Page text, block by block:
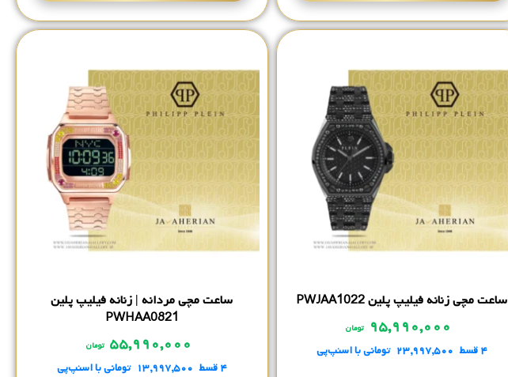
ساعت مچی زنانه فیلیپ پلین PWJAA1022
۹۵,۹۹۰,۰۰۰ تومان
۴ قسط ۲۳,۹۹۷,۵۰۰ تومانیبا اسنپ‌پی
ساعت مچی مردانه | زنانه فیلیپ پلین
PWHAA0821
۵۵,۹۹۰,۰۰۰ تومان
۴ قسط ۱۳,۹۹۷,۵۰۰ تومانیبا اسنپ‌پی